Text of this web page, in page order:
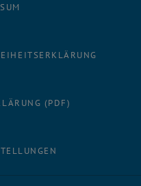
(PDF)